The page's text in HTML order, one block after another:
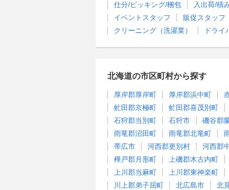
仕分/ピッキング/梱包 入出荷/積
イベントスタッフ
販促スタッフ
クリーニング（洗濯業）
ドライ
北海道の市区町村から探す
厚岸郡厚岸町 厚岸郡浜中町
虻田郡京極町
虻田郡喜茂別町
石狩郡当別町
石狩市 磯谷郡
雨竜郡沼田町
雨竜郡北竜町
帯広市
河西郡更別村 河西郡
樺戸郡月形町
上磯郡木古内町
上川郡当麻町
上川郡東神楽町
川上郡弟子屈町
北広島市 北